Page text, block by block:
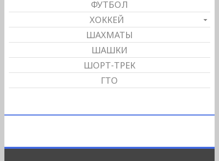
ФУТБОЛ
ХОККЕЙ
ШАХМАТЫ
ШАШКИ
ШОРТ-ТРЕК
ГТО